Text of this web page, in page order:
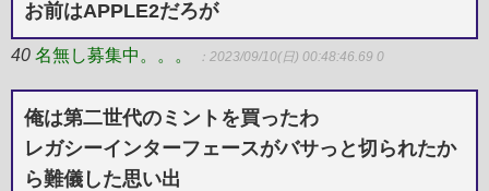
お前はAPPLE2だろが
40 名無し募集中。。。 ：2023/09/10(日) 00:48:46.69 0
俺は第二世代のミントを買ったわ
レガシーインターフェースがバサっと切られたか
ら難儀した思い出